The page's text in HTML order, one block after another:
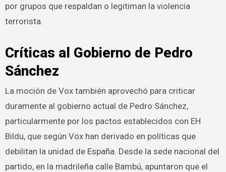
por grupos que respaldan o legitiman la violencia
terrorista.
Críticas al Gobierno de Pedro
Sánchez
La moción de Vox también aprovechó para criticar
duramente al gobierno actual de Pedro Sánchez,
particularmente por los pactos establecidos con EH
Bildu, que según Vox han derivado en políticas que
debilitan la unidad de España. Desde la sede nacional del
partido, en la madrileña calle Bambú, apuntaron que el